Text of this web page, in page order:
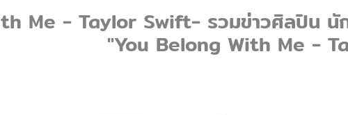
Me - Taylor Swift- รวมข่าวศิลปิน นัก
"You Belong With Me -